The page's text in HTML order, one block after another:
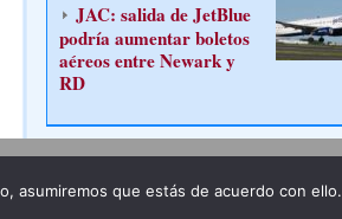
JAC: salida de JetBlue
podría aumentar boletos
aéreos entre Newark y
RD
asumiremos que estás de acuerdo con ello.